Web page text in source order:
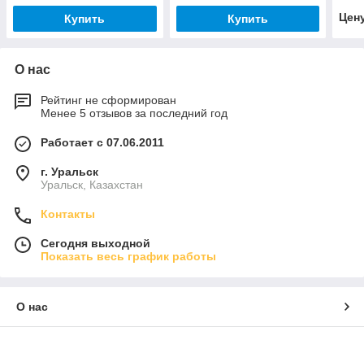
Купить Купить
О нас
Рейтинг не сформирован
Менее 5 отзывов за последний год
Работает с 07.06.2011
г. Уральск
Уральск, Казахстан
Контакты
Сегодня выходной
Показать весь график работы
О нас